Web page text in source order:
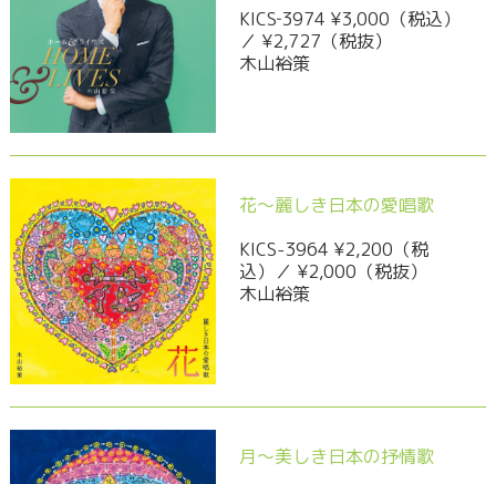
KICS‐3974 ¥3,000（税込）
／ ¥2,727（税抜）
木山裕策
花～麗しき日本の愛唱歌
KICS-3964 ¥2,200（税
込）／ ¥2,000（税抜）
木山裕策
月～美しき日本の抒情歌